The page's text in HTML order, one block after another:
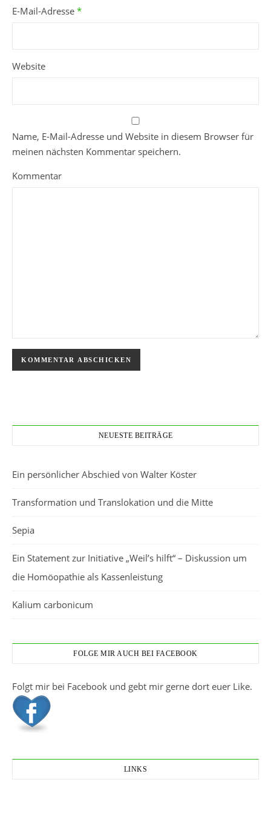
E-Mail-Adresse *
Website
Name, E-Mail-Adresse und Website in diesem Browser für
meinen nächsten Kommentar speichern.
Kommentar
NEUESTE BEITRÄGE
Ein persönlicher Abschied von Walter Köster
Transformation und Translokation und die Mitte
Sepia
Ein Statement zur Initiative „Weil’s hilft“ – Diskussion um
die Homöopathie als Kassenleistung
Kalium carbonicum
FOLGE MIR AUCH BEI FACEBOOK
Folgt mir bei Facebook und gebt mir gerne dort euer Like.
LINKS